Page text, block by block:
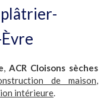
plâtrier-
,ACR Cloisons sèches
de maison,
intérieure.